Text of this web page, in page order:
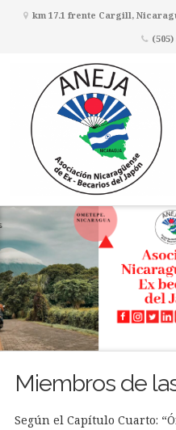
km 17.1 frente Cargill,
(505)
Miembros de
Según el Capítulo Cuarto: